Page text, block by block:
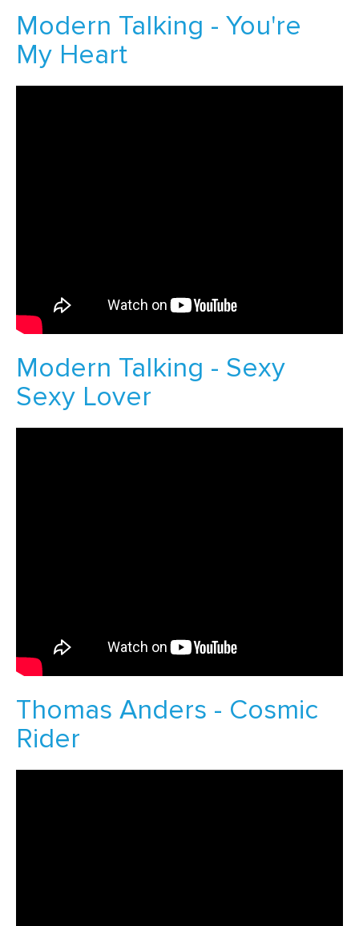
Modern Talking - You're
My Heart
Modern Talking - Sexy
Sexy Lover
Thomas Anders - Cosmic
Rider